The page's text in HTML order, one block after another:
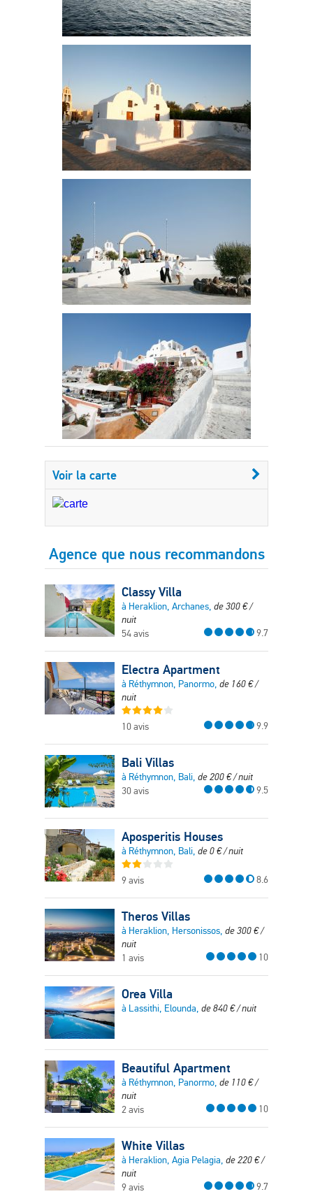
Voir la carte
Agence que nous recommandons
Classy Villa
à Heraklion, Archanes, de300€/
nuit
54 avis
9.7
Electra Apartment
à Réthymnon, Panormo, de 160€/
nuit
10 avis 9.9
Bali Villas
à Réthymnon, Bali, de200€/ nuit
30 avis
9.5
Aposperitis Houses
à Réthymnon, Bali, de0€/ nuit
9 avis 8.6
Theros Villas
à Heraklion, Hersonissos, de300€/
nuit
1 avis
10
Orea Villa
à Lassithi, Elounda, de840€/ nuit
Beautiful Apartment
à Réthymnon, Panormo, de 110€/
nuit
2 avis
10
White Villas
à Heraklion, Agia Pelagia, de220€/
nuit
9 avis
9.7